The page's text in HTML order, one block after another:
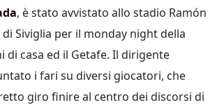
, è stato avvistato allo stadio Ramón
di Siviglia per il monday night della
di casa ed il Getafe. Il dirigente
i fari su diversi giocatori, che
giro finire al centro dei discorsi di